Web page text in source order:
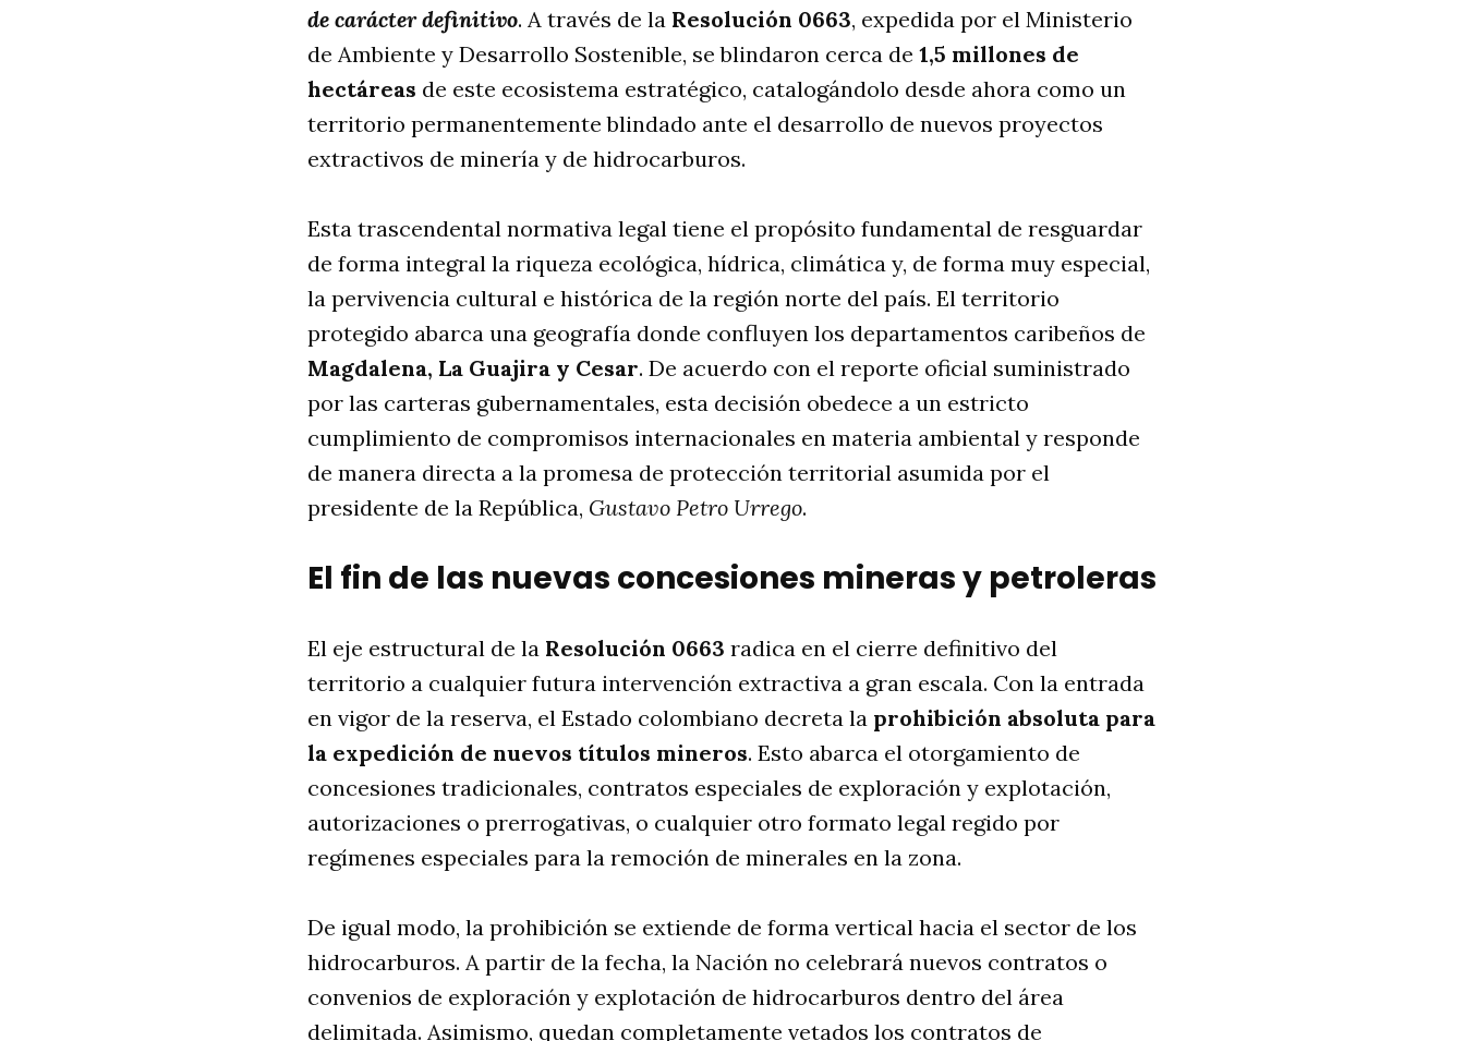
de carácter definitivo. A través de la Resolución 0663, expedida por el Ministerio
de Ambiente y Desarrollo Sostenible, se blindaron cerca de 1,5 millones de
hectáreas de este ecosistema estratégico, catalogándolo desde ahora como un
territorio permanentemente blindado ante el desarrollo de nuevos proyectos
extractivos de minería y de hidrocarburos.
Esta trascendental normativa legal tiene el propósito fundamental de resguardar
de forma integral la riqueza ecológica, hídrica, climática y, de forma muy especial,
la pervivencia cultural e histórica de la región norte del país. El territorio
protegido abarca una geografía donde confluyen los departamentos caribeños de
Magdalena, La Guajira y Cesar. De acuerdo con el reporte oficial suministrado
por las carteras gubernamentales, esta decisión obedece a un estricto
cumplimiento de compromisos internacionales en materia ambiental y responde
de manera directa a la promesa de protección territorial asumida por el
presidente de la República, Gustavo Petro Urrego.
El fin de las nuevas concesiones mineras y petroleras
El eje estructural de la Resolución 0663 radica en el cierre definitivo del
territorio a cualquier futura intervención extractiva a gran escala. Con la entrada
en vigor de la reserva, el Estado colombiano decreta la prohibición absoluta para
la expedición de nuevos títulos mineros. Esto abarca el otorgamiento de
concesiones tradicionales, contratos especiales de exploración y explotación,
autorizaciones o prerrogativas, o cualquier otro formato legal regido por
regímenes especiales para la remoción de minerales en la zona.
De igual modo, la prohibición se extiende de forma vertical hacia el sector de los
hidrocarburos. A partir de la fecha, la Nación no celebrará nuevos contratos o
convenios de exploración y explotación de hidrocarburos dentro del área
delimitada. Asimismo, quedan completamente vetados los contratos de